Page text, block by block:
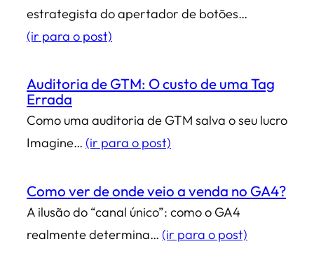
estrategista do apertador de botões…
(ir para o post)
Auditoria de GTM: O custo de uma Tag
Errada
Como uma auditoria de GTM salva o seu lucro
Imagine… (ir para o post)
Como ver de onde veio a venda no GA4?
A ilusão do “canal único”: como o GA4
realmente determina… (ir para o post)